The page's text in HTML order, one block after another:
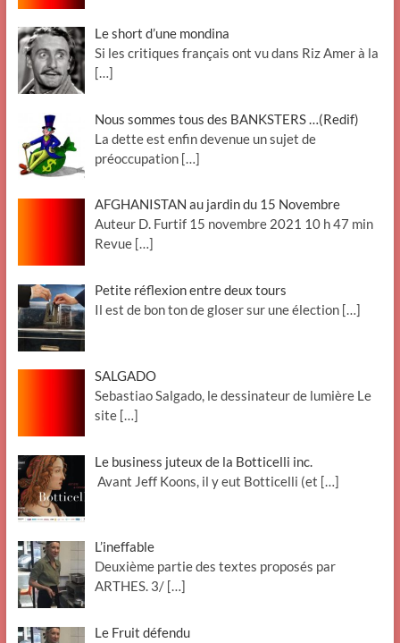
Le short d’une mondina
Si les critiques français ont vu dans Riz Amer à la
[…]
Nous sommes tous des BANKSTERS …(Redif)
La dette est enfin devenue un sujet de
préoccupation […]
AFGHANISTAN au jardin du 15 Novembre
Auteur D. Furtif 15 novembre 2021 10 h 47 min
Revue […]
Petite réflexion entre deux tours
Il est de bon ton de gloser sur une élection […]
SALGADO
Sebastiao Salgado, le dessinateur de lumière Le
site […]
Le business juteux de la Botticelli inc.
Avant Jeff Koons, il y eut Botticelli (et […]
L’ineffable
Deuxième partie des textes proposés par
ARTHES. 3/ […]
Le Fruit défendu